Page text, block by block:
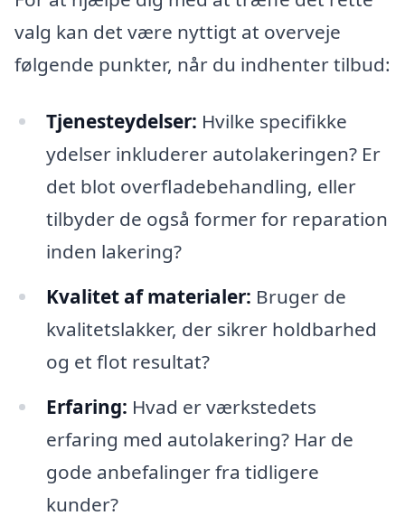
valg kan det være nyttigt at overveje
følgende punkter, når du indhenter tilbud:
Tjenesteydelser: Hvilke specifikke
ydelser inkluderer autolakeringen? Er
det blot overfladebehandling, eller
tilbyder de også former for reparation
inden lakering?
Kvalitet af materialer: Bruger de
kvalitetslakker, der sikrer holdbarhed
og et flot resultat?
Erfaring: Hvad er værkstedets
erfaring med autolakering? Har de
gode anbefalinger fra tidligere
kunder?